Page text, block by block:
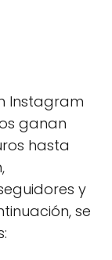
Instagram
ganan
hasta
y
se